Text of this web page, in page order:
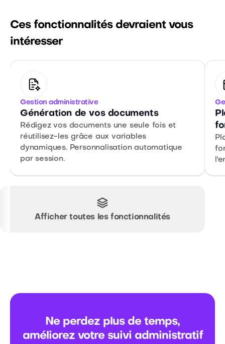
Ces fonctionnalités devraient vous
intéresser
Gestion administrative
Génération de vos documents
Rédigez vos documents une seule fois et
réutilisez-les grâce aux variables
dynamiques. Personnalisation automatique
par session.
Afficher toutes les fonctionnalités
Ne perdez plus de temps,
améliorez votre suivi administratif